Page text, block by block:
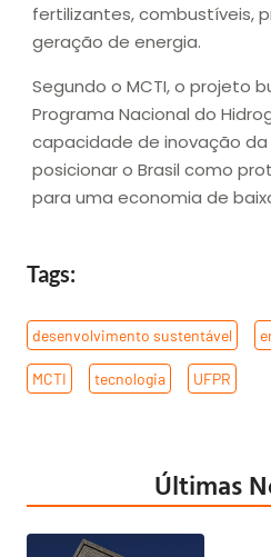
fertilizantes, combustíveis,
geração de energia.
Segundo o MCTI, o projeto
Programa Nacional do
capacidade de inovação da
posicionar o Brasil como
para uma economia de
Tags:
desenvolvimento sustentável
MCTI tecnologia UFPR
Últimas